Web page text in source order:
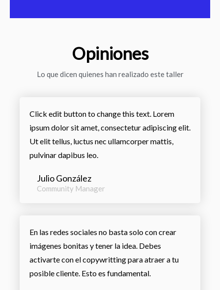
Opiniones
Lo que dicen quienes han realizado este taller
Click edit button to change this text. Lorem
ipsum dolor sit amet, consectetur adipiscing elit.
Ut elit tellus, luctus nec ullamcorper mattis,
pulvinar dapibus leo.
Julio González
Community Manager
En las redes sociales no basta solo con crear
imágenes bonitas y tener la idea. Debes
activarte con el copywritting para atraer a tu
posible cliente. Esto es fundamental.